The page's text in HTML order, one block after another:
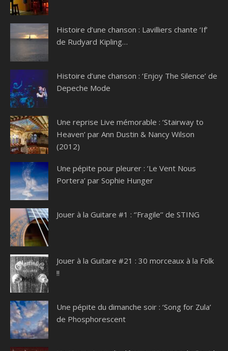
Histoire d’une chanson : Lavilliers chante ‘If’
de Rudyard Kipling…
Histoire d’une chanson : ‘Enjoy The Silence’ de
Depeche Mode
Une reprise Live mémorable : ‘Stairway to
Heaven’ par Ann Dustin & Nancy Wilson
(2012)
Une pépite pour pleurer : ‘Le Vent Nous
Portera’ par Sophie Hunger
Jouer à la Guitare #1 : ‘’Fragile’’ de STING
Jouer à la Guitare #21 : 30 morceaux à la Folk
!!
Une pépite du dimanche soir : ‘Song for Zula’
de Phosphorescent